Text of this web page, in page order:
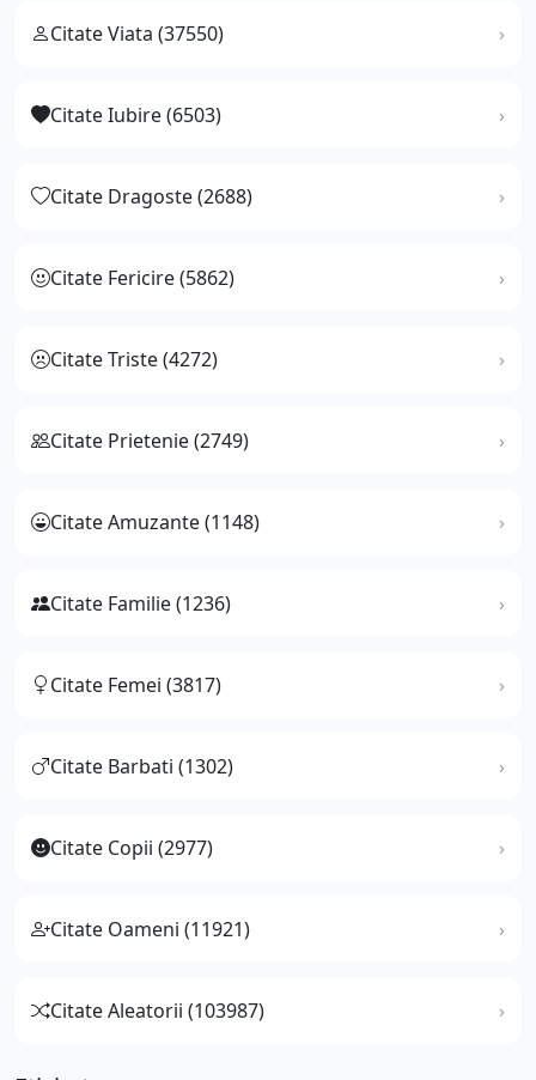
Citate Viata (37550)
Citate Iubire (6503)
Citate Dragoste (2688)
Citate Fericire (5862)
Citate Triste (4272)
Citate Prietenie (2749)
Citate Amuzante (1148)
Citate Familie (1236)
Citate Femei (3817)
Citate Barbati (1302)
Citate Copii (2977)
Citate Oameni (11921)
Citate Aleatorii (103987)